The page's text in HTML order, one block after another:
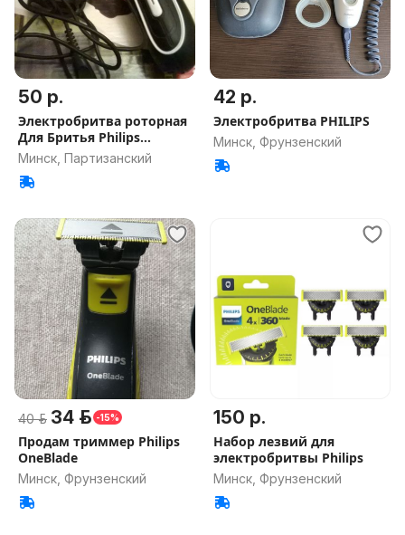
50 р.
Электробритва роторная
Для Бритья Philips
HQ7310
Минск, Партизанский
42 р.
Электробритва PHILIPS
Минск, Фрунзенский
40 р. 34 р. -15%
Продам триммер Philips
OneBlade
Минск, Фрунзенский
150 р.
Набор лезвий для
электробритвы Philips
Минск, Фрунзенский